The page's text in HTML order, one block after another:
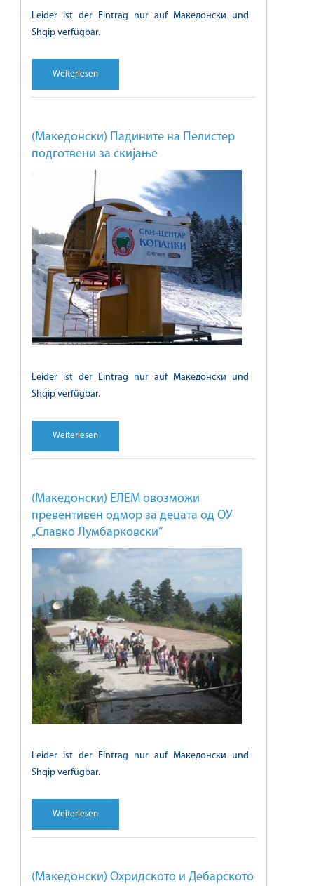
Leider ist der Eintrag nur auf Македонски und
Shqip verfügbar.
Weiterlesen
(Македонски) Падините на Пелистер
подготвени за скијање
Leider ist der Eintrag nur auf Македонски und
Shqip verfügbar.
Weiterlesen
(Македонски) ЕЛЕМ овозможи
превентивен одмор за децата од ОУ
„Славко Лумбарковски“
Leider ist der Eintrag nur auf Македонски und
Shqip verfügbar.
Weiterlesen
(Македонски) Охридското и Дебарското